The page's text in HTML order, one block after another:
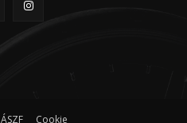
ÁSZF Cookie